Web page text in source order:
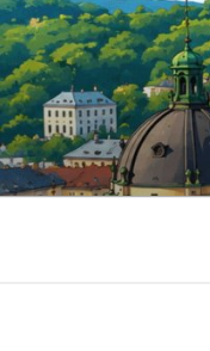
Перейти
до
вмісту